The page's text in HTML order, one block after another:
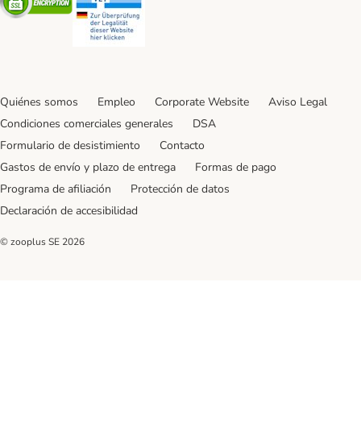
Quiénes somos Empleo Corporate Website
Aviso Legal
Condiciones comerciales generales
DSA
Formulario de desistimiento
Contacto
Gastos de envío y plazo de entrega
Formas de pago
Programa de afiliación
Protección de datos
Declaración de accesibilidad
© zooplus SE 2026